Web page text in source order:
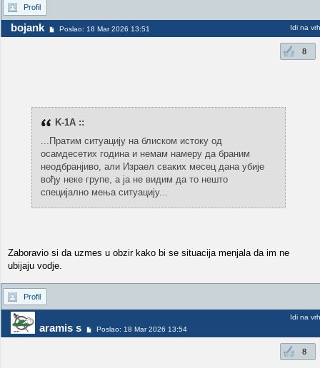
Profil
bojank Poslao: 18 Mar 2026 13:51 Idi na vrh
8
K-1A ::
...Пратим ситуацију на блиском истоку од
осамдесетих година и немам намеру да браним
неодбранјиво, али Израел сваких месец дана убије
вођу неке групе, а ја не видим да то нешто
специјално мења ситуацију...
Zaboravio si da uzmes u obzir kako bi se situacija menjala da im ne
ubijaju vodje.
Profil
aramis s Poslao: 18 Mar 2026 13:54
Idi na vrh
8